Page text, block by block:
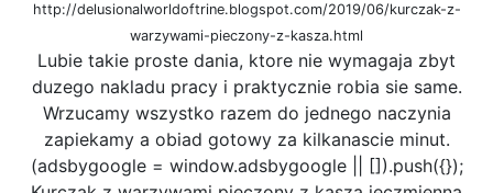
http://delusionalworldoftrine.blogspot.com/2019/06/kurczak-z-
warzywami-pieczony-z-kasza.html
Lubie takie proste dania, ktore nie wymagaja zbyt
duzego nakladu pracy i praktycznie robia sie same.
Wrzucamy wszystko razem do jednego naczynia
zapiekamy a obiad gotowy za kilkanascie minut.
(adsbygoogle = window.adsbygoogle || []).push({});